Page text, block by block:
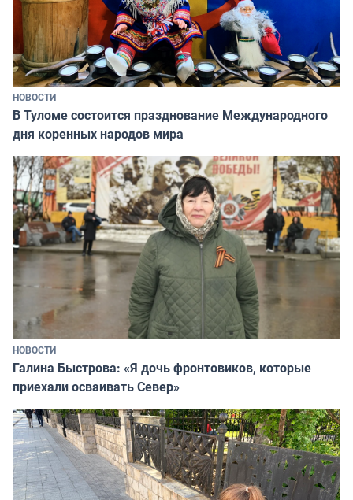
НОВОСТИ
В Туломе состоится празднование Международного
дня коренных народов мира
НОВОСТИ
Галина Быстрова: «Я дочь фронтовиков, которые
приехали осваивать Север»